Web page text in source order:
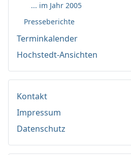
... im Jahr 2005
Presseberichte
Terminkalender
Hochstedt-Ansichten
Kontakt
Impressum
Datenschutz